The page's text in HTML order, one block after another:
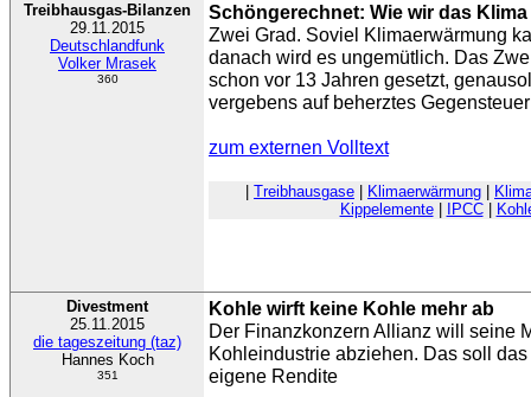
Treibhausgas-Bilanzen
29.11.2015
Deutschlandfunk
Volker Mrasek
360
Schöngerechnet: Wie wir das
Zwei Grad. Soviel Klimaerwärmung
danach wird es ungemütlich. Das
schon vor 13 Jahren gesetzt,
vergebens auf beherztes
zum externen Volltext
Treibhausgase Klimaerwärmung
Kippelemente| IPCC|
Divestment
25.11.2015
die tageszeitung (taz)
Hannes Koch
351
Kohle wirft keine Kohle mehr ab
Der Finanzkonzern Allianz will seine
Kohleindustrie abziehen. Das soll
eigene Rendite